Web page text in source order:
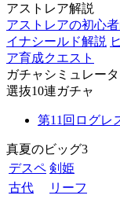
アストレア解説
アストレアの初心
イナシールド解説
ア育成クエスト
ガチャシミュレー
選抜10連ガチャ
第11回ログレ
真夏のビッグ3
デスペ 剣姫
古代
リーフ